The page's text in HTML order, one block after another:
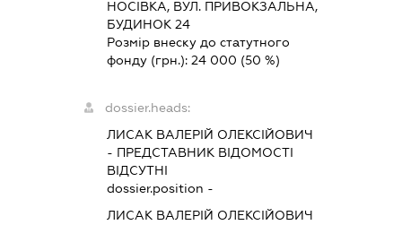
НОСІВКА, ВУЛ. ПРИВОКЗАЛЬНА,
БУДИНОК 24
Розмір внеску до статутного
фонду (грн.):24 000 (50 %)
dossier.heads:
ЛИСАК ВАЛЕРІЙ ОЛЕКСІЙОВИЧ
- ПРЕДСТАВНИК ВІДОМОСТІ
ВІДСУТНІ
dossier.position -
ЛИСАК ВАЛЕРІЙ ОЛЕКСІЙОВИЧ